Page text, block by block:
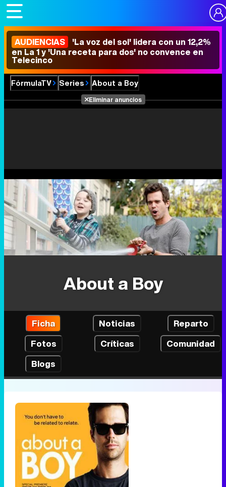
AUDIENCIAS 'La voz del sol' lidera con un 12,2%
en La 1 y 'Una receta para dos' no convence en
Telecinco
FórmulaTV Series About a Boy
Eliminar anuncios
About a Boy
Ficha Noticias
Reparto
Fotos
Críticas
Comunidad
Blogs